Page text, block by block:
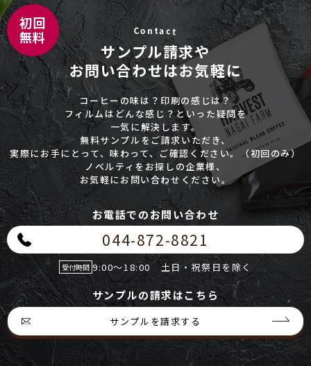
Con tact
サンプル請求や
お問い合わせはお気軽に
コーヒーの味は？印刷の感じは？
フィルムはどんな感じ？といった疑問を
一気に解決します。
無料サンプルをご請求いただき、
実際にお手にとって、味わって、ご確認ください。（初回のみ）
ノベルティをお探しの企業様、
お気軽にお問い合わせください。
お電話でのお問い合わせ
044-872-8821
受付時間 9:00～18:00 土日・祝祭日を除く
サンプルの請求はこちら
サンプルを請求する